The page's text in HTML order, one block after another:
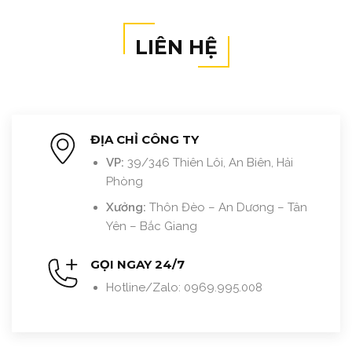
LIÊN HỆ
ĐỊA CHỈ CÔNG TY
VP: 39/346 Thiên Lôi, An Biên, Hải
Phòng
Xưởng: Thôn Đèo – An Dương – Tân
Yên – Bắc Giang
GỌI NGAY 24/7
Hotline/Zalo: 0969.995.008